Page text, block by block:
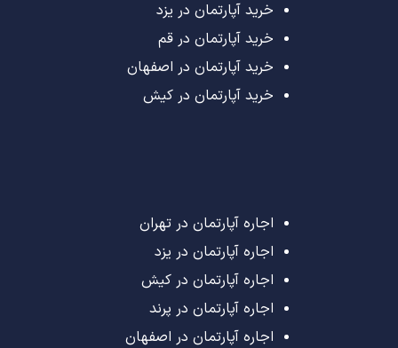
خرید آپارتمان در یزد
خرید آپارتمان در قم
خرید آپارتمان در اصفهان
خرید آپارتمان در کیش
اجاره آپارتمان در تهران
اجاره آپارتمان در یزد
اجاره آپارتمان در کیش
اجاره آپارتمان در پرند
اجاره آپارتمان در اصفهان